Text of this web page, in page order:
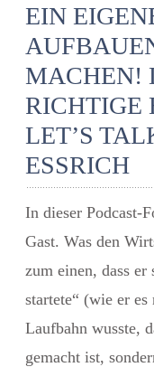
EIN
MACHEN!
RICHTIGE
LET’S
ESSRICH
In dieser Podcast-
Gast. Was den
zum einen, dass er
startete“ (wie er es
Laufbahn wusste,
gemacht ist,